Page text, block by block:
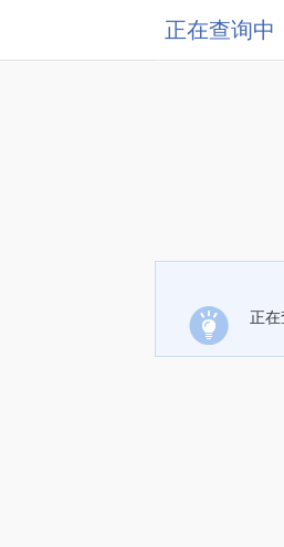
正在查询中
正在